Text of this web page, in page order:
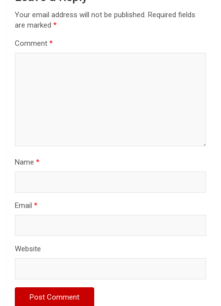
Your email address will not be published. Required fields
are marked *
Comment *
Name *
Email *
Website